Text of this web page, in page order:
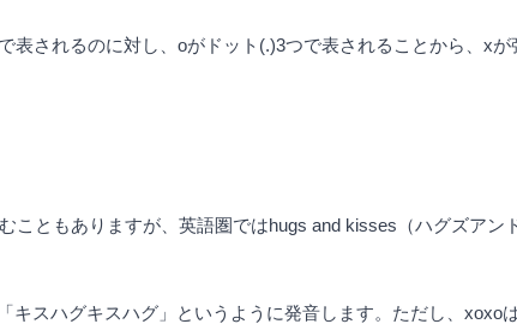
表されるのに対し、oがドット(.)3つで表されることから、x
こともありますが、英語圏ではhugs and kisses（ハグズアン
キスハグキスハグ」というように発音します。ただし、xoxo